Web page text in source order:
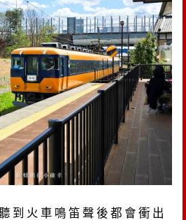
到火車鳴笛聲後都會衝出